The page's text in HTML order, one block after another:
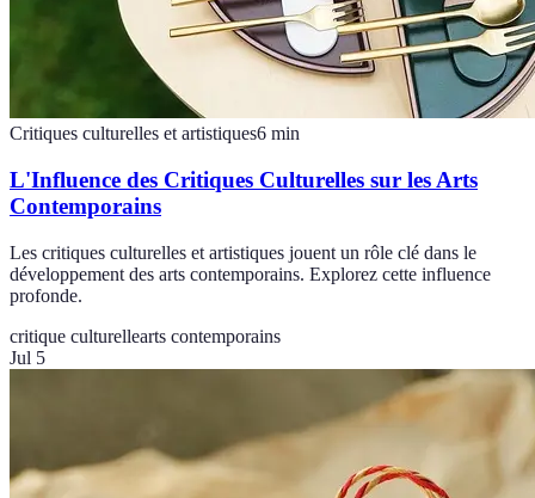
Critiques culturelles et artistiques6 min
L'Influence des Critiques Culturelles sur les Arts
Contemporains
Les critiques culturelles et artistiques jouent un rôle clé dans le
développement des arts contemporains. Explorez cette influence
profonde.
critique culturellearts contemporains
Jul 5